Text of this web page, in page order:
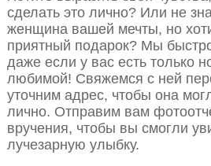
сделать это лично? Или не
женщина вашей мечты, но
приятный подарок? Мы
даже если у вас есть только
любимой! Свяжемся с ней
уточним адрес, чтобы она
лично. Отправим вам
вручения, чтобы вы смогли
лучезарную улыбку.